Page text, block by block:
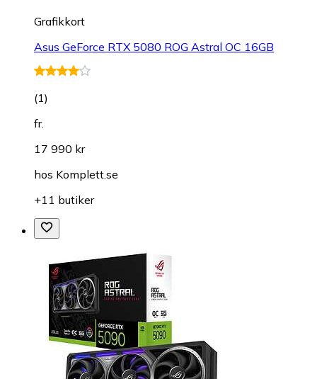
Grafikkort
Asus GeForce RTX 5080 ROG Astral OC 16GB
(1)
fr.
17 990 kr
hos Komplett.se
+11 butiker